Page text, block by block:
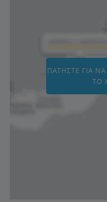
ΠΑΤΉΣΤΕ ΓΙΑ
ΤΟ